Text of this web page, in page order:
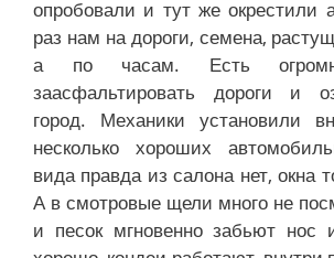
опробовали и тут же окрестили
раз нам на дороги, семена,
а по часам. Есть
заасфальтировать дороги и
город. Механики установили
несколько хороших
вида правда из салона нет, окна
А в смотровые щели много не
и песок мгновенно забьют нос